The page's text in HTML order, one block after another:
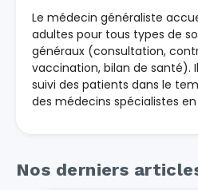
Le médecin généraliste
adultes pour tous types de
généraux (consultation,
vaccination, bilan de santé).
suivi des patients dans le
des médecins spécialistes
Nos derniers